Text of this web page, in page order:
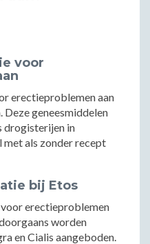
voor
erectieproblemen aan
Deze geneesmiddelen
drogisterijen in
met als zonder recept
bij Etos
erectieproblemen
worden
en Cialis aangeboden.